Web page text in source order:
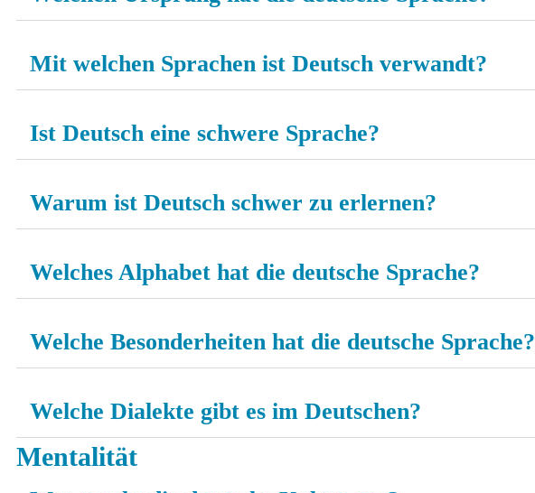
Mit welchen Sprachen ist Deutsch verwandt?
Ist Deutsch eine schwere Sprache?
Warum ist Deutsch schwer zu erlernen?
Welches Alphabet hat die deutsche Sprache?
Welche Besonderheiten hat die deutsche Sprache?
Welche Dialekte gibt es im Deutschen?
Mentalität